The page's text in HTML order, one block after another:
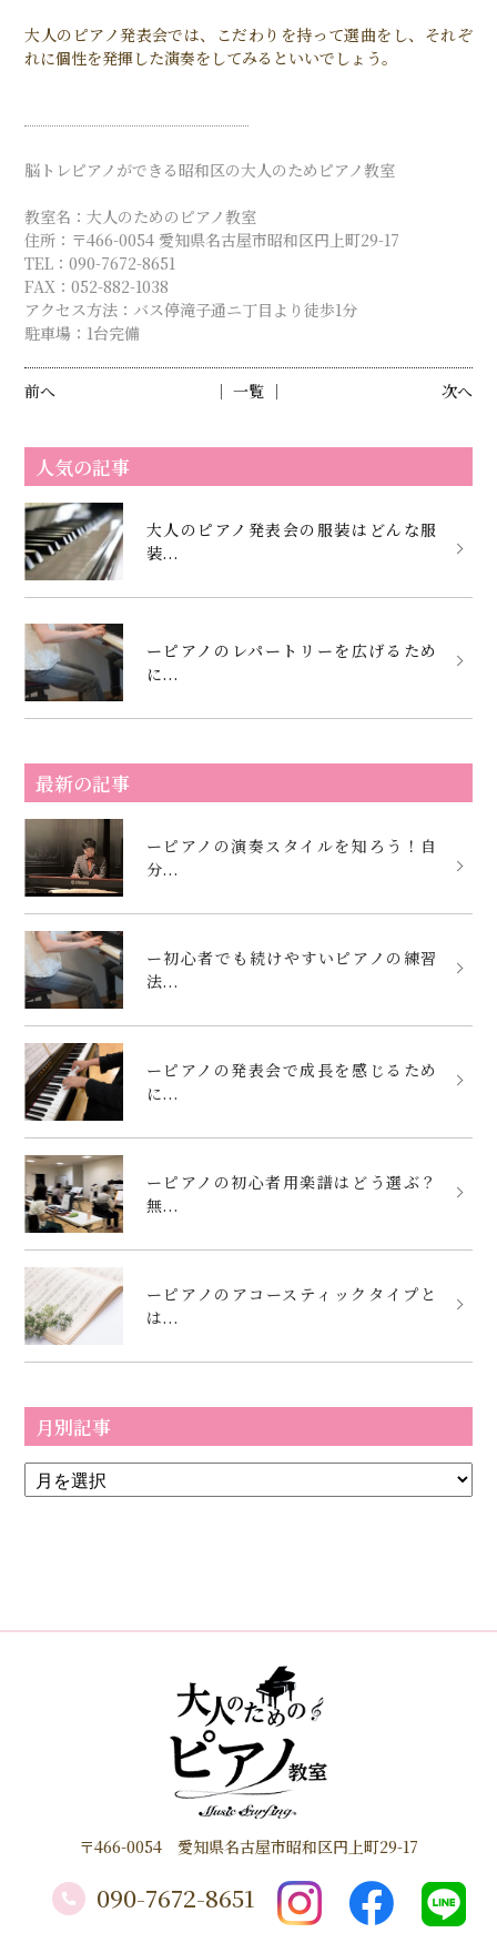
大人のピアノ発表会では、こだわりを持って選曲をし、それぞ
れに個性を発揮した演奏をしてみるといいでしょう。
脳トレピアノができる昭和区の大人のためピアノ教室
教室名：大人のためのピアノ教室
住所：〒466-0054 愛知県名古屋市昭和区円上町29-17
TEL：090-7672-8651
FAX：052-882-1038
アクセス方法：バス停滝子通ニ丁目より徒歩1分
駐車場：1台完備
前へ 次へ
│ 一覧 │
人気の記事
大人のピアノ発表会の服装はどんな服
装...
ーピアノのレパートリーを広げるため
に...
最新の記事
ーピアノの演奏スタイルを知ろう！自
分...
ー初心者でも続けやすいピアノの練習
法...
ーピアノの発表会で成長を感じるため
に...
ーピアノの初心者用楽譜はどう選ぶ？
無...
ーピアノのアコースティックタイプと
は...
月別記事
〒466-0054 愛知県名古屋市昭和区円上町29-17
090-7672-8651